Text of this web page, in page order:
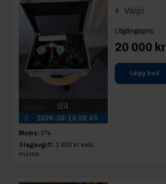
1
2026-08-19 09:45
Moms: 0%
Slagavgift: 1 300 kr exkl.
moms
Växjö
Utgångspris:
20 000 kr
Lägg bud